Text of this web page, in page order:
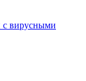
с вирусными